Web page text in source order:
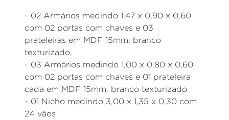
- 02 Armários medindo 1,47 x 0,90 x 0,60
com 02 portas com chaves e 03
prateleiras em MDF 15mm, branco
texturizado,
- 03 Armários medindo 1,00 x 0,80 x 0,60
com 02 portas com chaves e 01 prateleira
cada em MDF 15mm, branco texturizado
- 01 Nicho medindo 3,00 x 1,35 x 0,30 com
24 vãos